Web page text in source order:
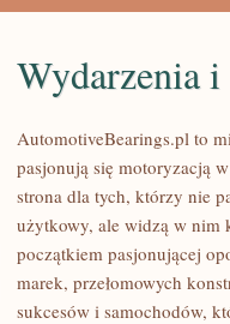
WYDARZENIA
Wydarzenia
AutomotiveBearings.pl to
pasjonują się motoryzacją
strona dla tych, którzy nie
użytkowy, ale widzą w nim
początkiem pasjonującej
marek, przełomowych
sukcesów i samochodów,